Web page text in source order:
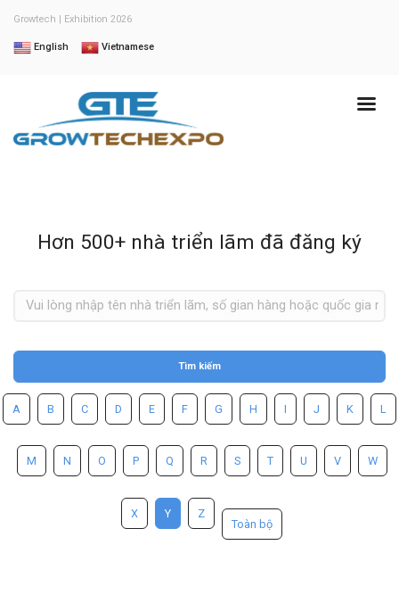
Growtech | Exhibition 2026
English Vietnamese
Hơn 500+ nhà triển lãm đã đăng ký
Tìm kiếm
A B C D E F G H I J K L
M N O P Q R S T U V W
X Y Z
Toàn bộ